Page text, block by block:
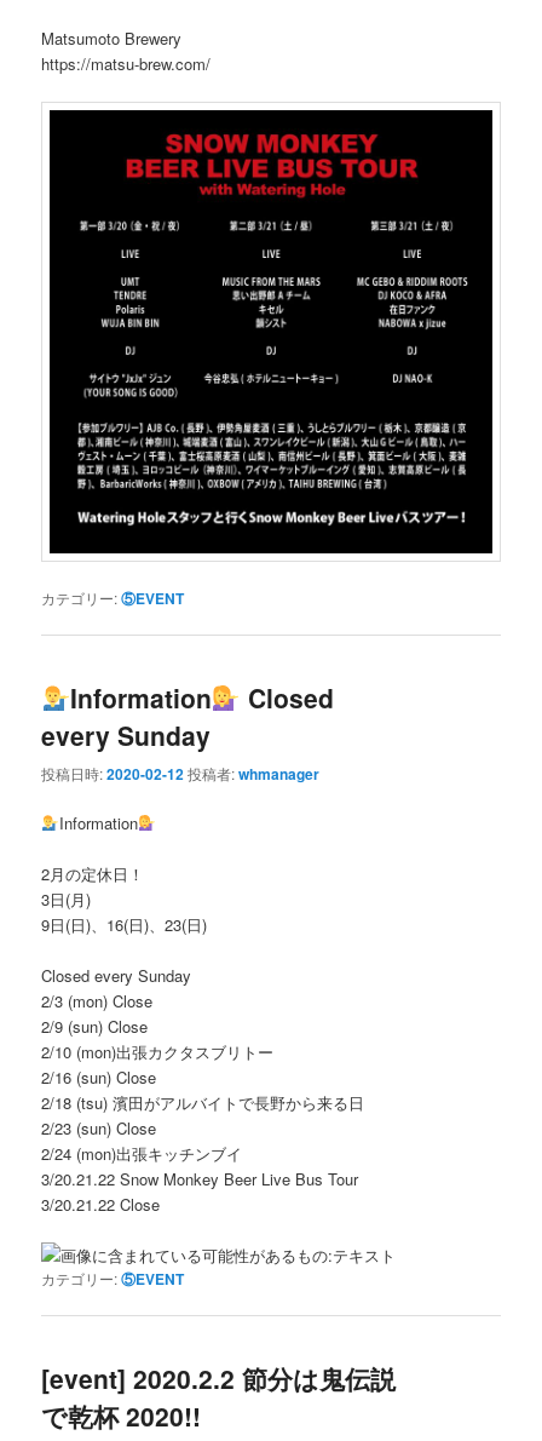
Matsumoto Brewery
https://matsu-brew.com/
カテゴリー:⑤EVENT
Information
Closed
every Sunday
投稿日時:2020-02-12投稿者:whmanager
Information
2月の定休日！
3日(月)
9日(日)、16(日)、23(日)
Closed every Sunday
2/3 (mon) Close
2/9 (sun) Close
2/10 (mon)出張カクタスブリトー
2/16 (sun) Close
2/18 (tsu) 濱田がアルバイトで長野から来る日
2/23 (sun) Close
2/24 (mon)出張キッチンブイ
3/20.21.22 Snow Monkey Beer Live Bus Tour
3/20.21.22 Close
カテゴリー:⑤EVENT
[event] 2020.2.2 節分は鬼伝説
で乾杯 2020!!